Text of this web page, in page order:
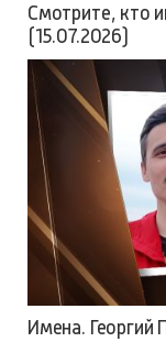
Смотрите, кто
(15.07.2026)
Имена. Георгий